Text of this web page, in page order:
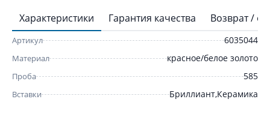
Характеристики Гарантия качества Возврат /
Артикул 6035044
Материал красное/белое золото
Проба 585
Вставки Бриллиант,Керамика